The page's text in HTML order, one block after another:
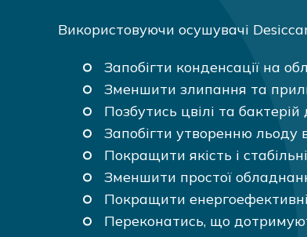
Використовуючи осушувачі
Запобігти конденсації на
Зменшити злипання та
Позбутись цвілі та
Запобігти утворенню
Покращити якість і
Зменшити простої
Покращити
Переконатись, що